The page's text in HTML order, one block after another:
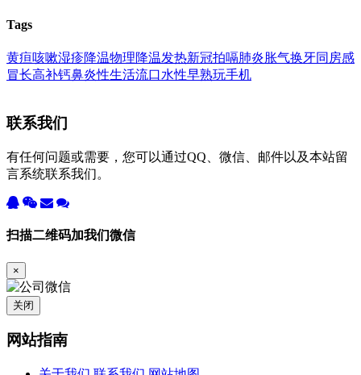
Tags
黄疸咳嗽湿疹降温物理降温发热新冠拍嗝肺炎胀气换牙同房感
冒长高补钙鼻炎性生活流口水性早熟玩手机
联系我们
有任何问题或需要，您可以通过QQ、微信、邮件以及本站留
言系统联系我们。
扫描二维码加我们微信
×
关闭
网站指南